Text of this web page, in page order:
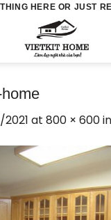
HERE OR JUST
at 800 × 600in